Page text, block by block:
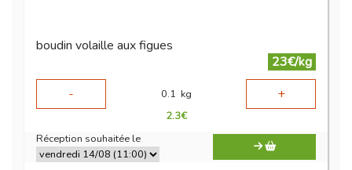
boudin volaille aux figues
23€/kg
-
0.1 kg +
2.3€
Réception souhaitée le